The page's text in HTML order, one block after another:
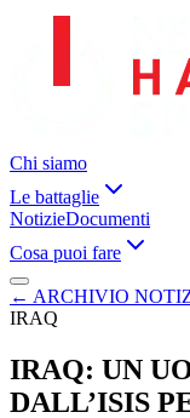
Chi siamo
Le battaglie
NotizieDocumenti
Cosa puoi fare
← ARCHIVIO
IRAQ
IRAQ: UN
DALL’ISIS